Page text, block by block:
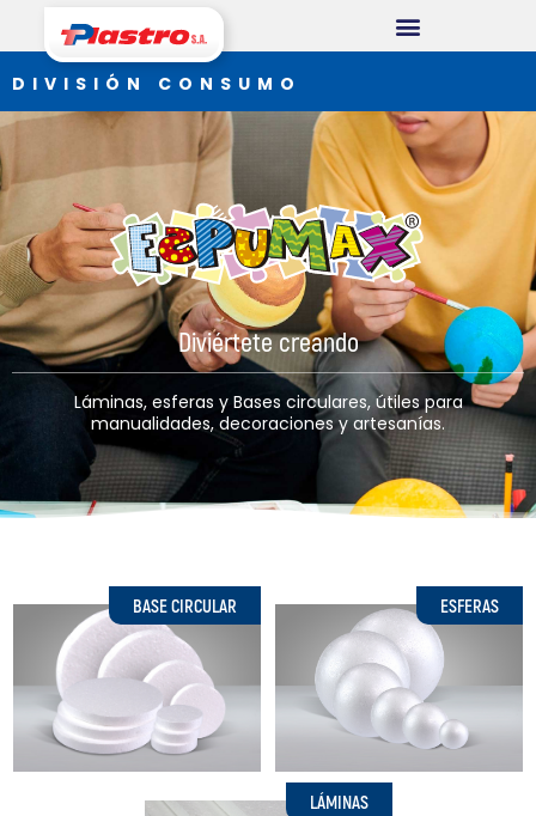
DIVISIÓN CONSUMO
Plastro
Thermopack
Espumax
DIVISIÓN INDUSTRIAL
Germiplant
Envases y Embalajes
DIVISIÓN CONSTRUCCIÓN
Concrethome
Geoblock
Termoformas
DIVISIÓN CONSUMO
Diviértete creando
Láminas, esferas y Bases circulares, útiles para
manualidades, decoraciones y artesanías.
BASE CIRCULAR ESFERAS
LÁMINAS